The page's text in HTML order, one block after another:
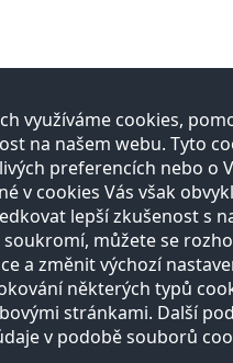
využíváme cookies,
na našem webu. Tyto
preferencích nebo o
v cookies Vás však
lepší zkušenost s
můžete se
a změnit výchozí
některých typů
stránkami. Další
v podobě souborů